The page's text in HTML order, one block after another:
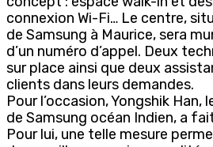
connexion Wi-Fi… Le centre,
de Samsung à Maurice, sera
d’un numéro d’appel. Deux
sur place ainsi que deux
clients dans leurs demandes.
Pour l’occasion, Yongshik Han,
de Samsung océan Indien, a
Pour lui, une telle mesure